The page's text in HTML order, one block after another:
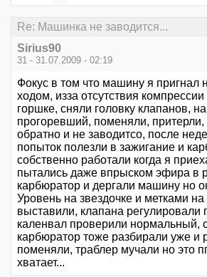
Re: Машинка не заводится...
Sirius90
31 - 31.07.2009 - 02:19
Фокус в том что машину я пригнал
ходом, изза отсутствия
горшке, сняли головку клапанов,
прогоревший, поменяли, притерли,
обратно и не заводитсо, после
попыток полезли в зажигание и
собственно работали когда я
пытались даже впрыском эфира в
карбюратор и дергали машину но
Уровень на звездочке и метками
выставили, клапана регулировали
каленвал проверили нормальный,
карбюратор тоже разбирали уже и
поменяли, траблер мучали но это
хватает...